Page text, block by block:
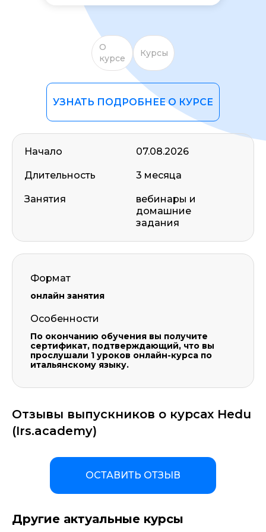
О
курсе
Курсы
УЗНАТЬ ПОДРОБНЕЕ О КУРСЕ
Начало
Длительность
Занятия
07.08.2026
3 месяца
вебинары и
домашние
задания
Формат
онлайн занятия
Особенности
По окончанию обучения вы получите
сертификат, подтверждающий, что вы
прослушали 1 уроков онлайн-курса по
итальянскому языку.
Отзывы выпускников о курсах Hedu
(Irs.academy)
ОСТАВИТЬ ОТЗЫВ
Другие актуальные курсы